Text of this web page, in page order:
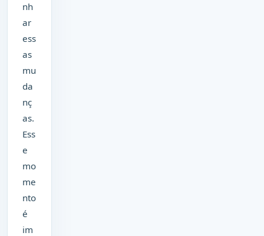
nh
ar
ess
as
mu
da
nç
as.
Ess
e
mo
me
nto
é
im